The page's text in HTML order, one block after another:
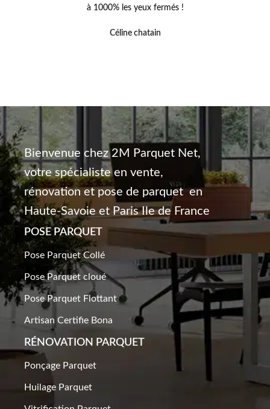
à 1000% les yeux fermés !
Céline chatain
Bienvenue chez 2M Parquet Net,
votre spécialiste en vente,
rénovation et pose de parquet en
Haute-Savoie et Paris Ile de France
POSE PARQUET
Pose Parquet Collé
Pose Parquet cloué
Pose Parquet Flottant
Artisan Certifie Bona
RÉNOVATION PARQUET​
Ponçage Parquet
Huilage Parquet